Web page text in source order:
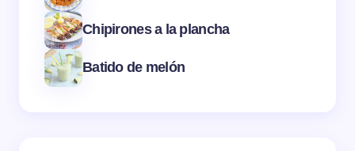
Chipirones a la plancha
Batido de melón